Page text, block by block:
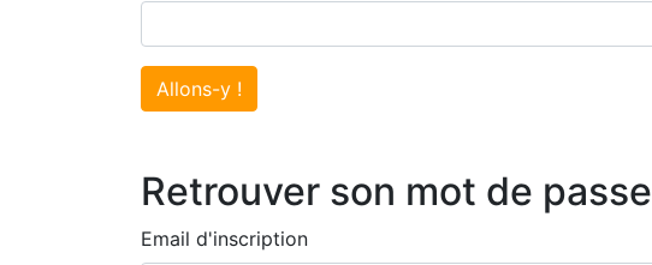
Allons-y !
Retrouver son mot de passe
Email d'inscription